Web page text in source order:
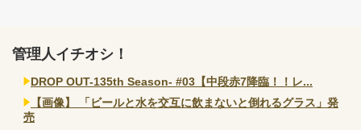
管理人イチオシ！
DROP OUT-135th Season- #03【中段赤7降臨！！レ...
【画像】 「ビールと水を交互に飲まないと倒れるグラス」発
売